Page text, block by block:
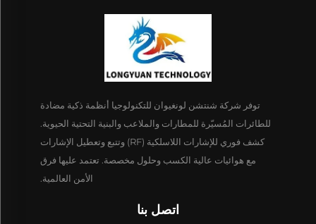
توفر شركة شنتشن لونغيوان للتكنولوجيا أنظمة ذكية مضادة
للطائرات المُسيّرة للمطارات والملاعب والبنية التحتية الحيوية.
كشف فوري للإشارات اللاسلكية (RF) وتتبع وتعطيل الإشارات
مع هوائيات عالية الكسب وحلول مخصصة. تعتمد عليها فرق
الأمن العالمية.
اتصل بنا